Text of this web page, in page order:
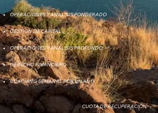
OPERACIONES Y ANALISIS PONDERADO
GESTION DE CAPITAL
OPERACIONES Y ANALISIS PROFUNDO.
DERECHO FINANCIERO
COACHING SEMANAL POR UN AÑO.
CUOTA DE RECUPERACIÓN: